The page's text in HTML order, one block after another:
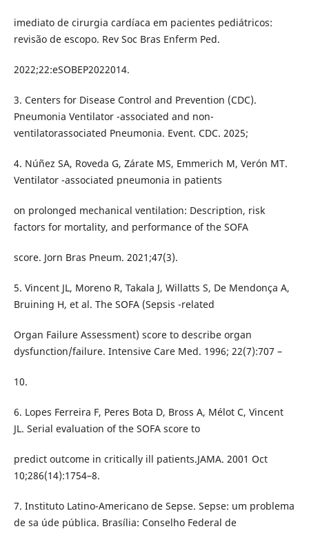
imediato de cirurgia cardíaca em pacientes pediátricos:
revisão de escopo. Rev Soc Bras Enferm Ped.
2022;22:eSOBEP2022014.
3. Centers for Disease Control and Prevention (CDC).
Pneumonia Ventilator -associated and non-
ventilatorassociated Pneumonia. Event. CDC. 2025;
4. Núñez SA, Roveda G, Zárate MS, Emmerich M, Verón MT.
Ventilator -associated pneumonia in patients
on prolonged mechanical ventilation: Description, risk
factors for mortality, and performance of the SOFA
score. Jorn Bras Pneum. 2021;47(3).
5. Vincent JL, Moreno R, Takala J, Willatts S, De Mendonça A,
Bruining H, et al. The SOFA (Sepsis -related
Organ Failure Assessment) score to describe organ
dysfunction/failure. Intensive Care Med. 1996; 22(7):707 –
10.
6. Lopes Ferreira F, Peres Bota D, Bross A, Mélot C, Vincent
JL. Serial evaluation of the SOFA score to
predict outcome in critically ill patients.JAMA. 2001 Oct
10;286(14):1754–8.
7. Instituto Latino-Americano de Sepse. Sepse: um problema
de sa úde pública. Brasília: Conselho Federal de